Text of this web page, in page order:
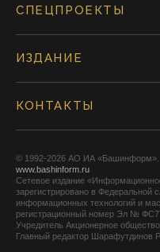
СПЕЦПРОЕКТЫ
ИЗДАНИЕ
КОНТАКТЫ
© 1992-2026 АО ИА «Башинформ».
www.bashinform.ru
Сетевое издание
зарегистрировано в Федеральной
информационных технологий и
регистрационный номер Эл №
Учредитель Акционерное
Главный редактор Шарафутдинов